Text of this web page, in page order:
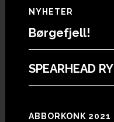
Footer
NYHETER
Børgefjell!
SPEARHEAD
ABBORKONK 2021